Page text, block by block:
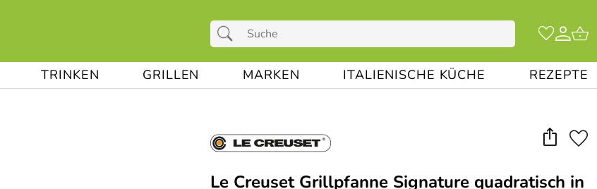
TRINKEN GRILLEN MARKEN ITALIENISCHE KÜCHE REZEPTE
Le Creuset Grillpfanne Signature quadratisch in